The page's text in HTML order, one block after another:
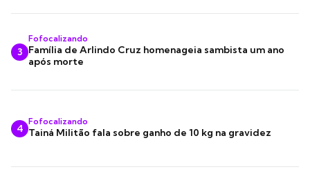
3
Fofocalizando
Família de Arlindo Cruz homenageia sambista um ano
após morte
4
Fofocalizando
Tainá Militão fala sobre ganho de 10 kg na gravidez